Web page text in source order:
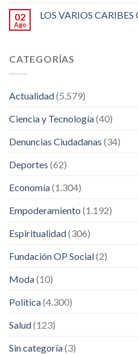
02
Ago
LOS VARIOS
CATEGORÍAS
Actualidad(5.579)
Ciencia y Tecnología(40)
Denuncias Ciudadanas (34)
Deportes (62)
Economía(1.304)
Empoderamiento (1.192)
Espiritualidad(306)
Fundación OP Social(2)
Moda(10)
Política(4.300)
Salud(123)
Sin categoría(3)